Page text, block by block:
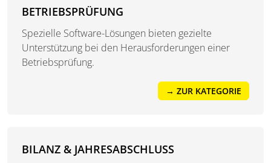
BETRIEBSPRÜFUNG
Spezielle Software-Lösungen bieten gezielte
Unterstützung bei den Herausforderungen einer
Betriebsprüfung.
→ ZUR KATEGORIE
BILANZ & JAHRESABSCHLUSS